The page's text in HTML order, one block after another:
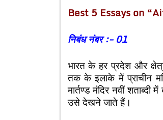
Best 5 Essays on
निबंध नंबर :- 01
भारत के हर प्रदेश और
तक के इलाके में प्राचीन
मार्तण्ड मंदिर नवीं
उसे देखने जाते हैं।